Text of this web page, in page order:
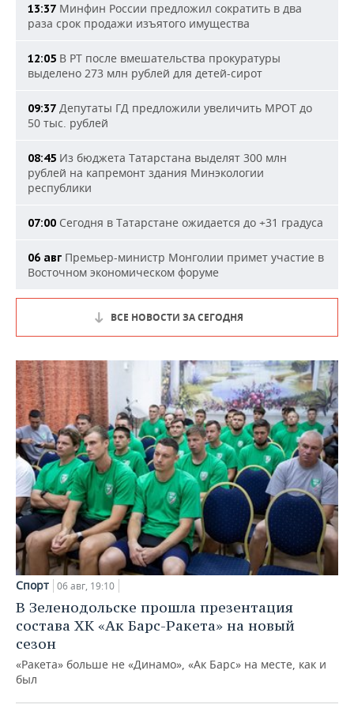
13:37 Минфин России предложил сократить в два
раза срок продажи изъятого имущества
12:05 В РТ после вмешательства прокуратуры
выделено 273 млн рублей для детей-сирот
09:37 Депутаты ГД предложили увеличить МРОТ до
50 тыс. рублей
08:45 Из бюджета Татарстана выделят 300 млн
рублей на капремонт здания Минэкологии
республики
07:00 Сегодня в Татарстане ожидается до +31 градуса
06 авг Премьер-министр Монголии примет участие в
Восточном экономическом форуме
ВСЕ НОВОСТИ ЗА СЕГОДНЯ
Спорт 06 авг, 19:10
В Зеленодольске прошла презентация
состава ХК «Ак Барс-Ракета» на новый
сезон
«Ракета» больше не «Динамо», «Ак Барс» на месте, как и
был